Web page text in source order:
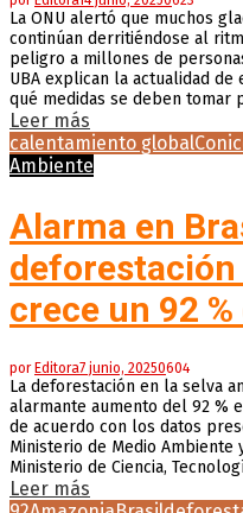
La ONU alertó que muchos
continúan derritiéndose al
peligro a millones de
UBA explican la actualidad
qué medidas se deben tomar
Leer más
calentamiento global
Ambiente
Alarma en
deforestación
crece un 92
por Editora7 junio, 20250604
La deforestación en la selva
alarmante aumento del 92 %
de acuerdo con los datos
Ministerio de Medio Ambiente
Ministerio de Ciencia,
Leer más